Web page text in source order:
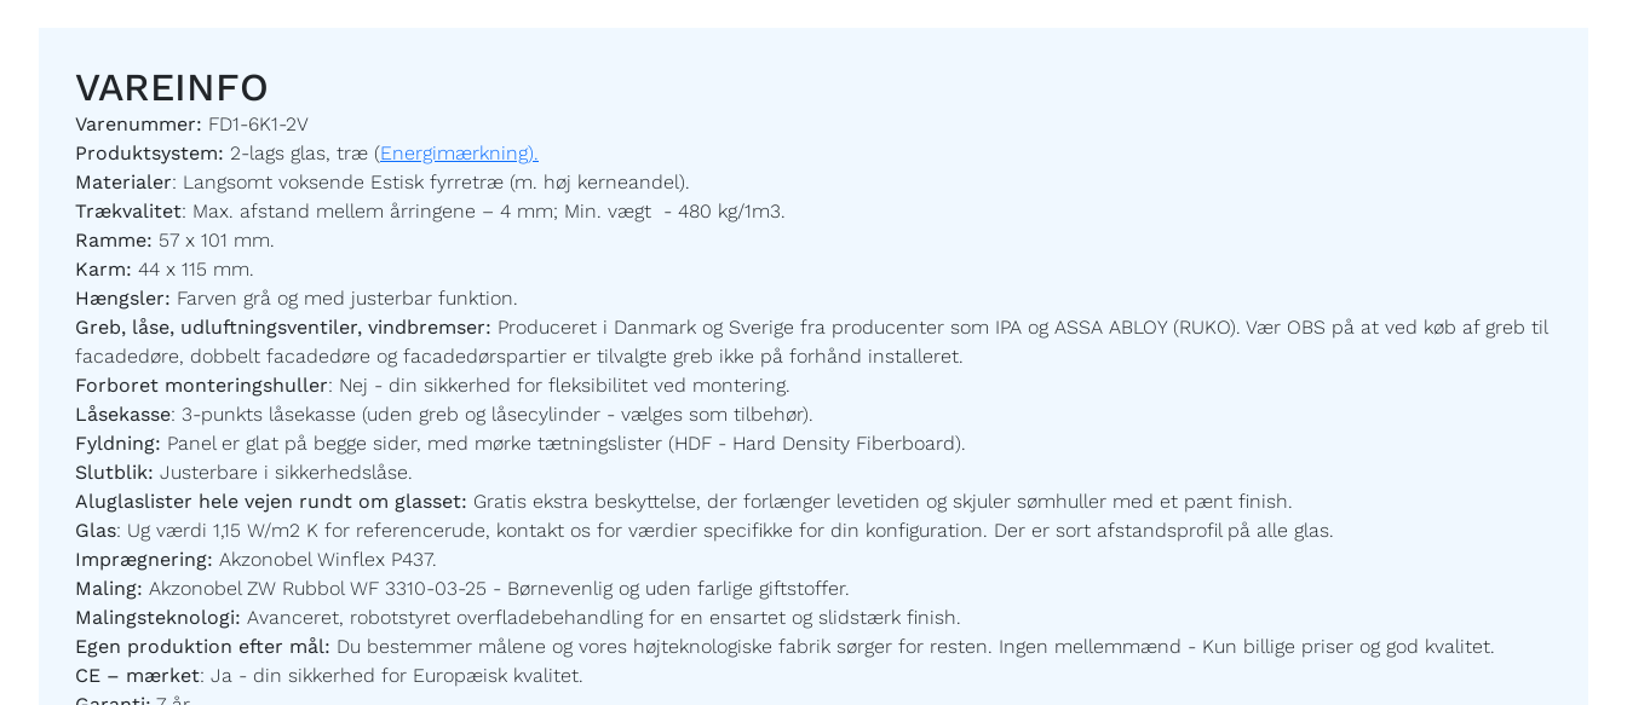
VAREINFO
Varenummer: FD1-6K1-2V
Produktsystem: 2-lags glas, træ (Energimærkning).
Materialer: Langsomt voksende Estisk fyrretræ (m. høj kerneandel).
Trækvalitet: Max. afstand mellem årringene – 4 mm; Min. vægt - 480 kg/1m3.
Ramme: 57 x 101 mm.
Karm: 44 x 115 mm.
Hængsler: Farven grå og med justerbar funktion.
Greb, låse, udluftningsventiler, vindbremser: Produceret i Danmark og Sverige fra producenter som IPA og ASSA ABLOY (RUKO). Vær OBS på at ved køb af greb til
facadedøre, dobbelt facadedøre og facadedørspartier er tilvalgte greb ikke på forhånd installeret.
Forboret monteringshuller: Nej - din sikkerhed for fleksibilitet ved montering.
Låsekasse: 3-punkts låsekasse (uden greb og låsecylinder - vælges som tilbehør).
Fyldning: Panel er glat på begge sider, med mørke tætningslister (HDF - Hard Density Fiberboard).
Slutblik: Justerbare i sikkerhedslåse.
Aluglaslister hele vejen rundt om glasset: Gratis ekstra beskyttelse, der forlænger levetiden og skjuler sømhuller med et pænt finish.
Glas: Ug værdi 1,15 W/m2 K for referencerude, kontakt os for værdier specifikke for din konfiguration. Der er sort afstandsprofil på alle glas.
Imprægnering: Akzonobel Winflex P437.
Maling: Akzonobel ZW Rubbol WF 3310-03-25 - Børnevenlig og uden farlige giftstoffer.
Malingsteknologi: Avanceret, robotstyret overfladebehandling for en ensartet og slidstærk finish.
Egen produktion efter mål: Du bestemmer målene og vores højteknologiske fabrik sørger for resten. Ingen mellemmænd - Kun billige priser og god kvalitet.
CE – mærket: Ja - din sikkerhed for Europæisk kvalitet.